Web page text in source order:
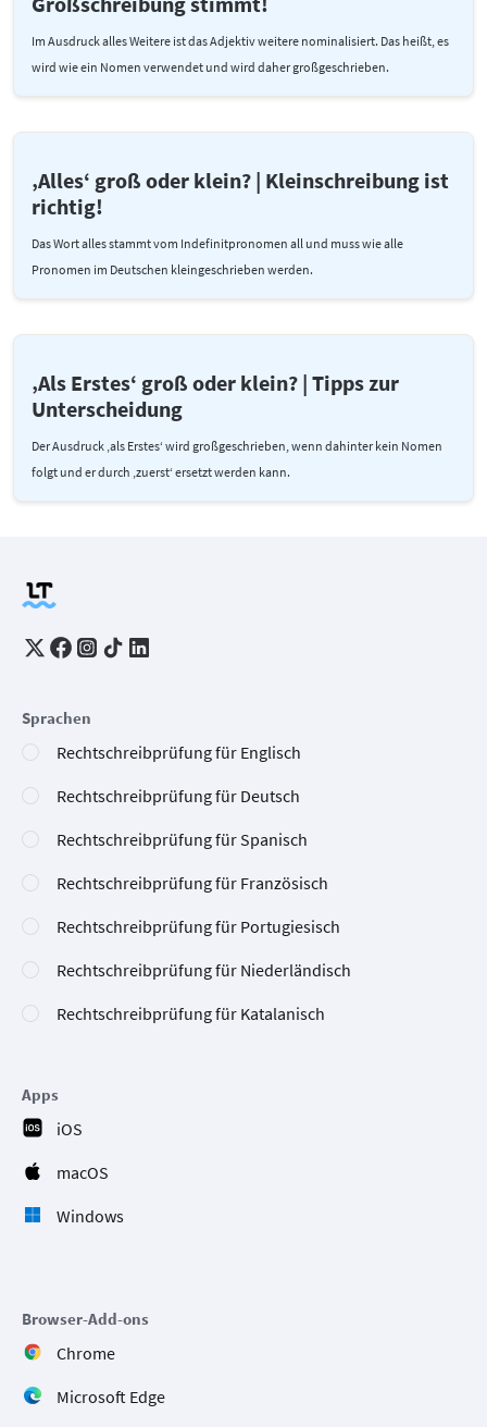
Im Ausdruck alles Weitere ist das Adjektiv weitere nominalisiert. Das heißt, es
wird wie ein Nomen verwendet und wird daher großgeschrieben.
‚Alles‘ groß oder klein? | Kleinschreibung ist
richtig!
Das Wort alles stammt vom Indefinitpronomen all und muss wie alle
Pronomen im Deutschen kleingeschrieben werden.
‚Als Erstes‘ groß oder klein? | Tipps zur
Unterscheidung
Der Ausdruck ‚als Erstes‘ wird großgeschrieben, wenn dahinter kein Nomen
folgt und er durch ‚zuerst‘ ersetzt werden kann.
Sprachen
Rechtschreibprüfung für Englisch
Rechtschreibprüfung für Deutsch
Rechtschreibprüfung für Spanisch
Rechtschreibprüfung für Französisch
Rechtschreibprüfung für Portugiesisch
Rechtschreibprüfung für Niederländisch
Rechtschreibprüfung für Katalanisch
Apps
iOS
macOS
Windows
Browser-Add-ons
Chrome
Microsoft Edge